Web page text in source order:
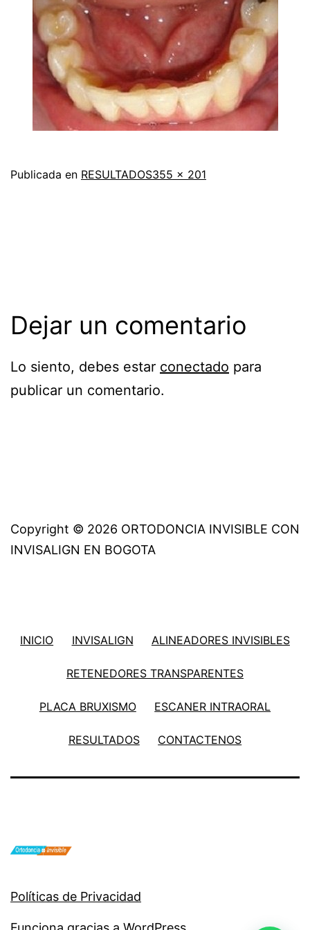
Publicada en RESULTADOSTamaño
355 × 201
Dejar un comentario
Lo siento, debes estar conectado para
publicar un comentario.
Copyright © 2026 ORTODONCIA INVISIBLE CON
INVISALIGN EN BOGOTA
INICIO INVISALIGN ALINEADORES INVISIBLES
RETENEDORES TRANSPARENTES
PLACA BRUXISMO ESCANER INTRAORAL
RESULTADOS CONTACTENOS
Políticas de Privacidad